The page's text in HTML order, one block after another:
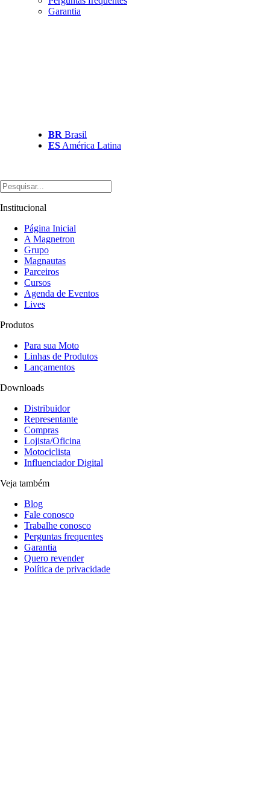
Garantia
BR Brasil
ES América Latina
Institucional
Página Inicial
A Magnetron
Grupo
Magnautas
Parceiros
Cursos
Agenda de Eventos
Lives
Produtos
Para sua Moto
Linhas de Produtos
Lançamentos
Downloads
Distribuidor
Representante
Compras
Lojista/Oficina
Motociclista
Influenciador Digital
Veja também
Blog
Fale conosco
Trabalhe conosco
Perguntas frequentes
Garantia
Quero revender
Política de privacidade